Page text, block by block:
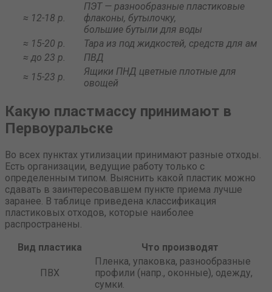
≈ 12-18 р.
ПЭТ — разнообразные пластиковые
флаконы, бутылочку,
большие бутыли для воды
≈ 15-20 р.
Тара из под жидкостей, средств для ам
≈ до 23 р.
ПВД
≈ 15-23 р.
Ящики ПНД цветные плотные для
овощей
Какую пластмассу принимают в
Первоуральске
Во всех пунктах утилизации принимают разные отходы.
Есть организации, ведущие работу только с
определенным типом. Выяснить какой пластик можно
сдавать в заинтересовавшем пункте приема лучше
заранее. В таблице приведена классификация
пластиковых отходов, которые наиболее
распространены.
Вид пластика
Что производят
ПВХ
Пленка, упаковка, разнообразные
профили (напр., оконные), одежду,
сумки.